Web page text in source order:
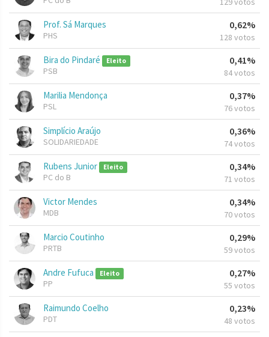
Prof. Sá Marques
PHS
0,62%
128 votos
Bira do Pindaré Eleito
PSB
0,41%
84 votos
Marilia Mendonça
PSL
0,37%
76 votos
Simplício Araújo
SOLIDARIEDADE
0,36%
74 votos
Rubens Junior Eleito
PC do B
0,34%
71 votos
Victor Mendes
MDB
0,34%
70 votos
Marcio Coutinho
PRTB
0,29%
59 votos
Andre Fufuca Eleito
PP
0,27%
55 votos
Raimundo Coelho
PDT
0,23%
48 votos